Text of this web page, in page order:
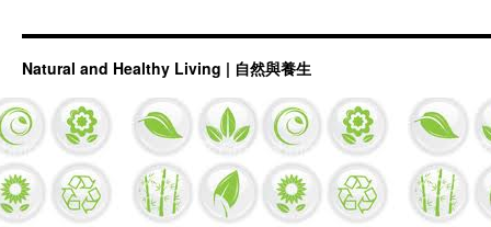
Natural and Healthy Living | 自然與養生